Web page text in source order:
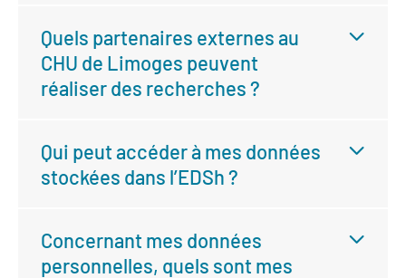
Quels partenaires externes au
CHU de Limoges peuvent
réaliser des recherches ?
Qui peut accéder à mes données
stockées dans l’EDSh ?
Concernant mes données
personnelles, quels sont mes